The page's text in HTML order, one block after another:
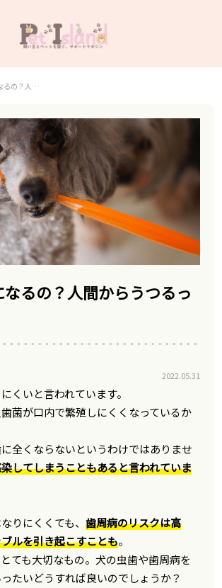
るの？人…
るの？人間からうつるっ
2022.05.31
くいと言われています。
菌が口内で繁殖しにくくなっているか
全くならないというわけではありませ
してしまうこともあると言われていま
りにくくても、歯周病のリスクは高
ルを引き起こすことも。
ても大切なもの。犬の虫歯や歯周病を
たいどうすれば良いのでしょうか？